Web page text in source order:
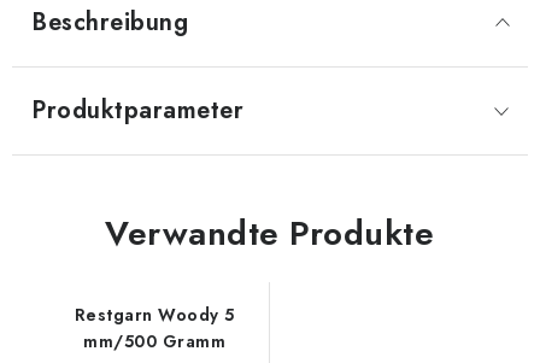
Beschreibung
Produktparameter
Verwandte Produkte
Restgarn Woody 5
mm/500 Gramm